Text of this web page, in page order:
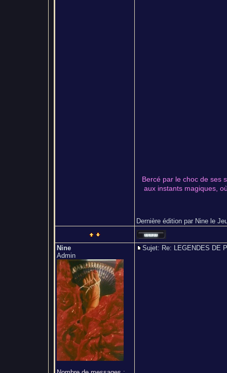
Bercé par le choc de ses
aux instants magiques,
Dernière édition par Nine le
Nine
Admin
Sujet: Re: LEGENDES DE